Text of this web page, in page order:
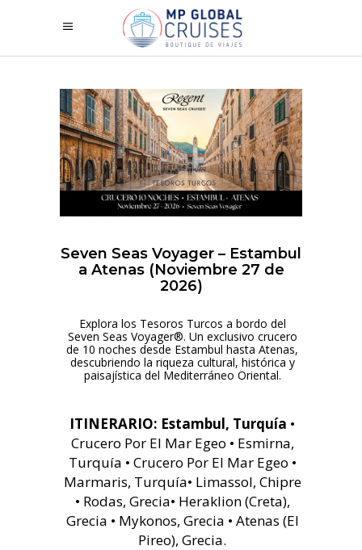
Seven Seas Voyager – Estambul
a Atenas (Noviembre 27 de
2026)
Explora los Tesoros Turcos a bordo del
Seven Seas Voyager®. Un exclusivo crucero
de 10 noches desde Estambul hasta Atenas,
descubriendo la riqueza cultural, histórica y
paisajística del Mediterráneo Oriental.
ITINERARIO: Estambul, Turquía •
Crucero Por El Mar Egeo • Esmirna,
Turquía • Crucero Por El Mar Egeo •
Marmaris, Turquía• Limassol, Chipre
• Rodas, Grecia• Heraklion (Creta),
Grecia • Mykonos, Grecia • Atenas (El
Pireo), Grecia.